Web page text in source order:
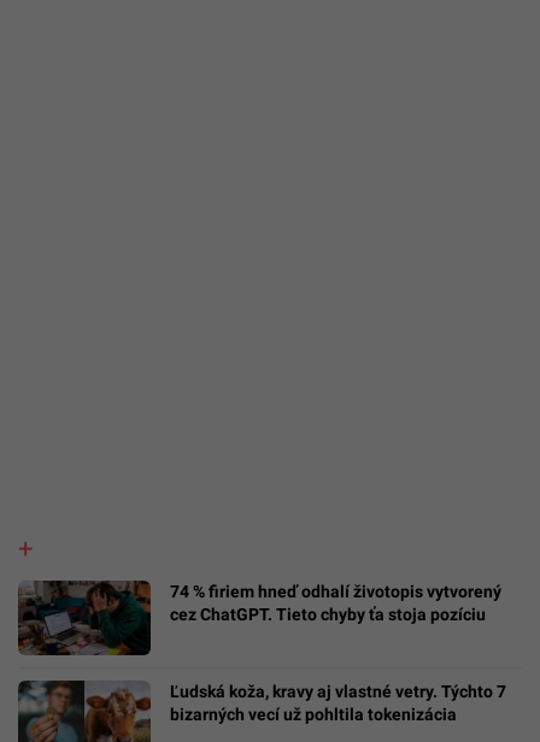
74 % firiem hneď odhalí životopis vytvorený
cez ChatGPT. Tieto chyby ťa stoja pozíciu
Ľudská koža, kravy aj vlastné vetry. Týchto 7
bizarných vecí už pohltila tokenizácia